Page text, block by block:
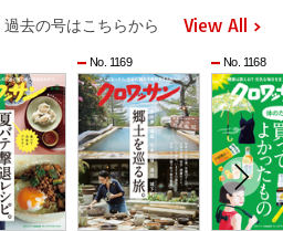
過去の号はこちらから View All
No. 1169 No. 1168